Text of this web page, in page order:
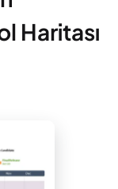
Haritası